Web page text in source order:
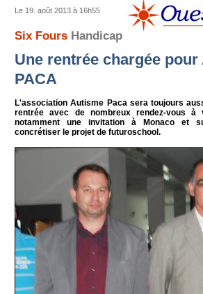
Le 19. août 2013 à 16h55
Six Fours Handicap
Une rentrée chargée
PACA
L'association Autisme Paca sera toujours
rentrée avec de nombreux rendez-vous à
notamment une invitation à Monaco et
concrétiser le projet de futuroschool.